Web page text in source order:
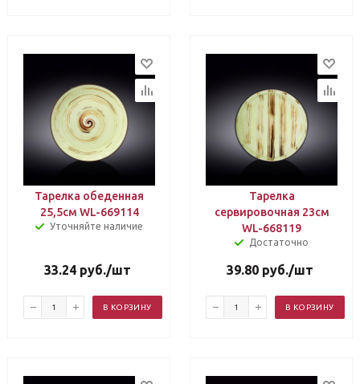
Тарелка обеденная
25,5см WL-669114
Уточняйте наличие
33.24 руб./шт
В КОРЗИНУ
Тарелка
сервировочная 23см
WL-668119
Достаточно
39.80 руб./шт
В КОРЗИНУ